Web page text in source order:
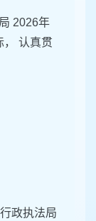
2026年
， 认真贯
政执法局